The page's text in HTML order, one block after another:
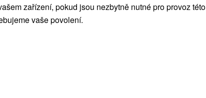
zařízení, pokud jsou nezbytně nutné pro provoz této
vaše povolení.